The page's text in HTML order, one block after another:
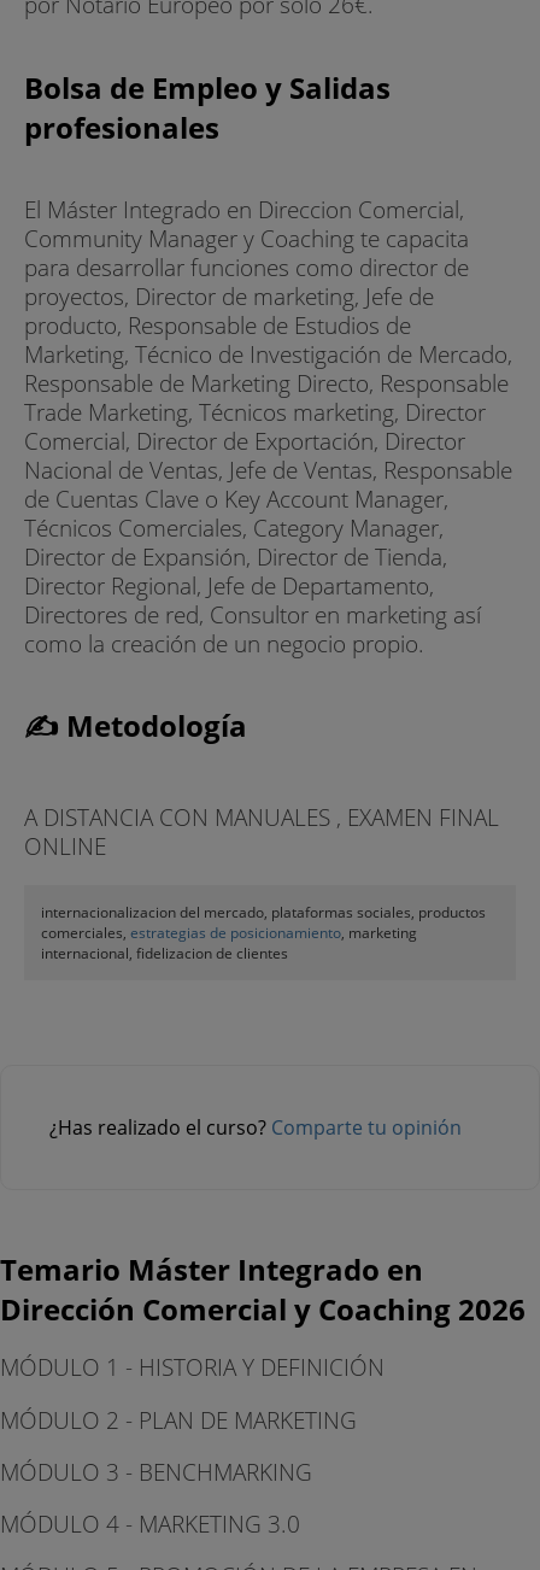
Bolsa de Empleo y Salidas
profesionales
El Máster Integrado en Direccion Comercial,
Community Manager y Coaching te capacita
para desarrollar funciones como director de
proyectos, Director de marketing, Jefe de
producto, Responsable de Estudios de
Marketing, Técnico de Investigación de Mercado,
Responsable de Marketing Directo, Responsable
Trade Marketing, Técnicos marketing, Director
Comercial, Director de Exportación, Director
Nacional de Ventas, Jefe de Ventas, Responsable
de Cuentas Clave o Key Account Manager,
Técnicos Comerciales, Category Manager,
Director de Expansión, Director de Tienda,
Director Regional, Jefe de Departamento,
Directores de red, Consultor en marketing así
como la creación de un negocio propio.
✍ Metodología
A DISTANCIA CON MANUALES , EXAMEN FINAL
ONLINE
internacionalizacion del mercado, plataformas sociales, productos
comerciales, estrategias de posicionamiento, marketing
internacional, fidelizacion de clientes
¿Has realizado el curso? Comparte tu opinión
Temario Máster Integrado en
Dirección Comercial y Coaching 2026
MÓDULO 1 - HISTORIA Y DEFINICIÓN
MÓDULO 2 - PLAN DE MARKETING
MÓDULO 3 - BENCHMARKING
MÓDULO 4 - MARKETING 3.0